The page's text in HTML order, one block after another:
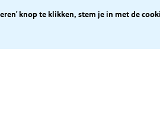
knop te klikken, stem je in met de